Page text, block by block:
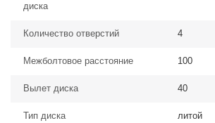
диска
Количество отверстий 4
Межболтовое расстояние 100
Вылет диска 40
Тип диска литой